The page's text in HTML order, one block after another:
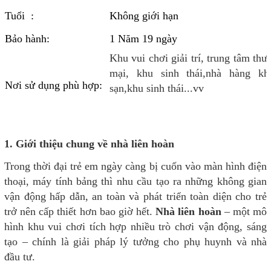
Tuổi :
Không giới hạn
Bảo hành:
1 Năm 19 ngày
Nơi sử dụng phù hợp:
Khu vui chơi giải trí, trung tâm
mại, khu sinh thái,nhà hàng
sạn,khu sinh thái...vv
1. Giới thiệu chung về nhà liên hoàn
Trong thời đại trẻ em ngày càng bị cuốn vào màn hình điện
thoại, máy tính bảng thì nhu cầu tạo ra những không gian
vận động hấp dẫn, an toàn và phát triển toàn diện cho trẻ
trở nên cấp thiết hơn bao giờ hết.Nhà liên hoàn– một mô
hình khu vui chơi tích hợp nhiều trò chơi vận động, sáng
tạo – chính là giải pháp lý tưởng cho phụ huynh và nhà
đầu tư.